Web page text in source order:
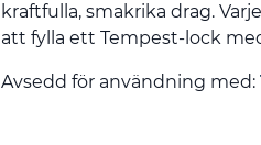
kraftfulla, smakrika drag.
att fylla ett Tempest-lock
Avsedd för användning med: